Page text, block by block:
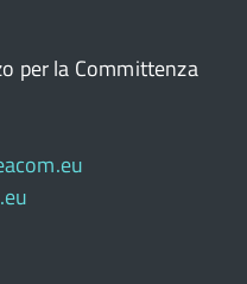
per la Committenza